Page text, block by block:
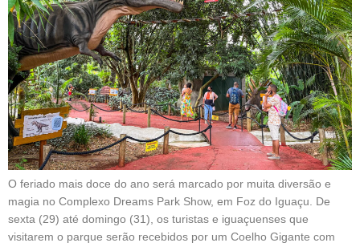
O feriado mais doce do ano será marcado por muita diversão e
magia no Complexo Dreams Park Show, em Foz do Iguaçu. De
sexta (29) até domingo (31), os turistas e iguaçuenses que
visitarem o parque serão recebidos por um Coelho Gigante com